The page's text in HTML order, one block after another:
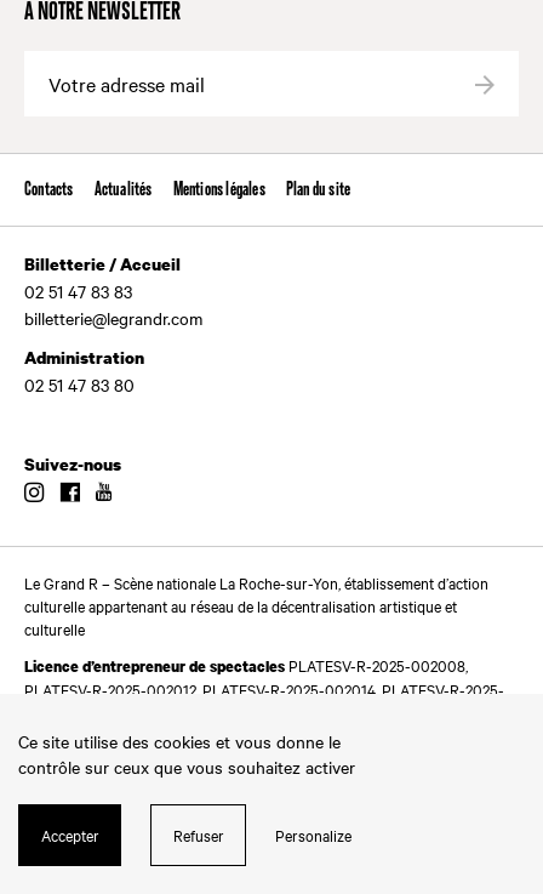
À NOTRE NEWSLETTER
Contacts Actualités Mentions légales Plan du site
Billetterie / Accueil
02 51 47 83 83
billetterie@legrandr.com
Administration
02 51 47 83 80
Suivez-nous
InstagramFacebook
Le Grand R – Scène nationale La Roche-sur-Yon, établissement d’action
culturelle appartenant au réseau de la décentralisation artistique et
culturelle
Licence d’entrepreneur de spectacles PLATESV-R-2025-002008,
PLATESV-R-2025-002012, PLATESV-R-2025-002014, PLATESV-R-2025-
Ce site utilise des cookies et vous donne le
contrôle sur ceux que vous souhaitez activer
Accepter Refuser Personalize